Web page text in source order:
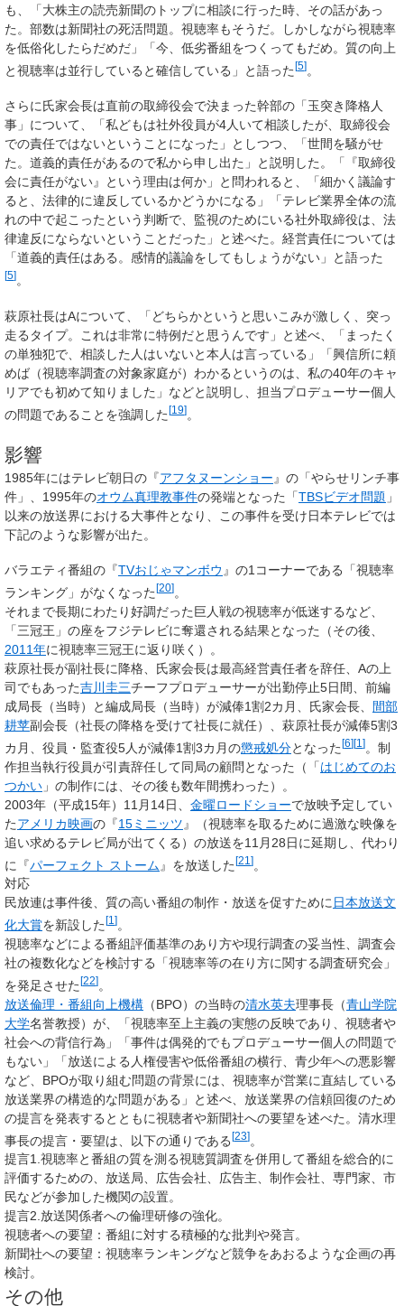
も、「大株主の読売新聞のトップに相談に行った時、その話があっ
た。部数は新聞社の死活問題。視聴率もそうだ。しかしながら視聴率
を低俗化したらだめだ」「今、低劣番組をつくってもだめ。質の向上
と視聴率は並行していると確信している」と語った [5] 。
さらに氏家会長は直前の取締役会で決まった幹部の「玉突き降格人
事」について、「私どもは社外役員が4人いて相談したが、取締役会
での責任ではないということになった」としつつ、「世間を騒がせ
た。道義的責任があるので私から申し出た」と説明した。「『取締役
会に責任がない』という理由は何か」と問われると、「細かく議論す
ると、法律的に違反しているかどうかになる」「テレビ業界全体の流
れの中で起こったという判断で、監視のためにいる社外取締役は、法
律違反にならないということだった」と述べた。経営責任については
「道義的責任はある。感情的議論をしてもしょうがない」と語った
[5] 。
萩原社長はAについて、「どちらかというと思いこみが激しく、突っ
走るタイプ。これは非常に特例だと思うんです」と述べ、「まったく
の単独犯で、相談した人はいないと本人は言っている」「興信所に頼
めば（視聴率調査の対象家庭が）わかるというのは、私の40年のキャ
リアでも初めて知りました」などと説明し、担当プロデューサー個人
の問題であることを強調した[19]。
影響
1985年にはテレビ朝日の『アフタヌーンショー 』の「やらせリンチ事
件」、1995年のオウム真理教事件の発端となった「TBSビデオ問題 」
以来の放送界における大事件となり、この事件を受け日本テレビでは
下記のような影響が出た。
バラエティ番組の『TVおじゃマンボウ 』の1コーナーである「視聴率
ランキング」がなくなった [20] 。
それまで長期にわたり好調だった巨人戦の視聴率が低迷するなど、
「三冠王」の座をフジテレビに奪還される結果となった（その後、
2011年に視聴率三冠王に返り咲く）。
萩原社長が副社長に降格、氏家会長は最高経営責任者を辞任、Aの上
司でもあった吉川圭三チーフプロデューサーが出勤停止5日間、前編
成局長（当時）と編成局長（当時）が減俸1割2カ月、氏家会長、 間部
耕苹副会長（社長の降格を受けて社長に就任）、萩原社長が減俸5割3
カ月、役員・監査役5人が減俸1割3カ月の懲戒処分となった [6][1 ] 。制
作担当執行役員が引責辞任して同局の顧問となった（「はじめてのお
つかい 」の制作には、その後も数年間携わった）。
2003年（平成15年）11月14日、 金曜ロードショーで放映予定してい
たアメリカ映画の『15ミニッツ 』（視聴率を取るために過激な映像を
追い求めるテレビ局が出てくる）の放送を11月28日に延期し、代わり
に『パーフェクト ストーム 』を放送した[21 ]。
対応
民放連は事件後、質の高い番組の制作・放送を促すために日本放送文
化大賞を新設した [1 ] 。
視聴率などによる番組評価基準のあり方や現行調査の妥当性、調査会
社の複数化などを検討する「視聴率等の在り方に関する調査研究会」
を発足させた [22] 。
放送倫理・番組向上機構 （BPO）の当時の清水英夫理事長（青山学院
大学名誉教授）が、「視聴率至上主義の実態の反映であり、視聴者や
社会への背信行為」「事件は偶発的でもプロデューサー個人の問題で
もない」「放送による人権侵害や低俗番組の横行、青少年への悪影響
など、BPOが取り組む問題の背景には、視聴率が営業に直結している
放送業界の構造的な問題がある」と述べ、放送業界の信頼回復のため
の提言を発表するとともに視聴者や新聞社への要望を述べた。清水理
事長の提言・要望は、以下の通りである[23]。
提言1.視聴率と番組の質を測る視聴質調査を併用して番組を総合的に
評価するための、放送局、広告会社、広告主、制作会社、専門家、市
民などが参加した機関の設置。
提言2.放送関係者への倫理研修の強化。
視聴者への要望：番組に対する積極的な批判や発言。
新聞社への要望：視聴率ランキングなど競争をあおるような企画の再
検討。
その他